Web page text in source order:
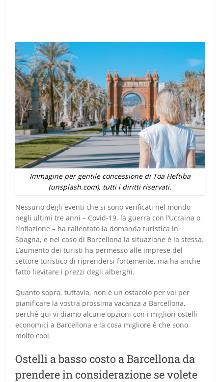
Immagine per gentile concessione di Toa Heftiba
(unsplash.com), tutti i diritti riservati.
Nessuno degli eventi che si sono verificati nel mondo
negli ultimi tre anni – Covid-19, la guerra con l’Ucraina o
l’inflazione – ha rallentato la domanda turistica in
Spagna, e nel caso di Barcellona la situazione è la stessa.
L’aumento dei turisti ha permesso alle imprese del
settore turistico di riprendersi fortemente, ma ha anche
fatto lievitare i prezzi degli alberghi.
Quanto sopra, tuttavia, non è un ostacolo per voi per
pianificare la vostra prossima vacanza a Barcellona,
perché qui vi diamo alcune opzioni con i migliori ostelli
economici a Barcellona e la cosa migliore è che sono
molto cool.
Ostelli a basso costo a Barcellona da
prendere in considerazione se volete